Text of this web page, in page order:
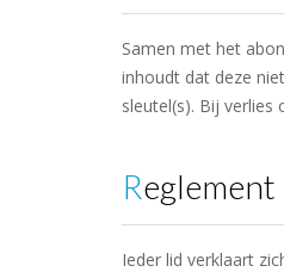
Samen met het
inhoudt dat deze
sleutel(s). Bij
Reglement
Ieder lid verklaart